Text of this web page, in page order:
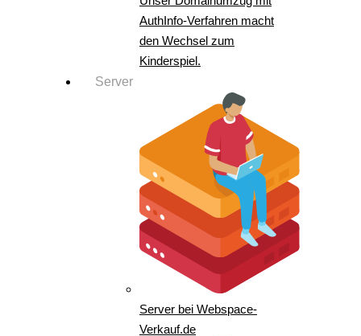
AuthInfo-Verfahren macht
den Wechsel zum
Kinderspiel.
Server
Server bei Webspace-
Verkauf.de